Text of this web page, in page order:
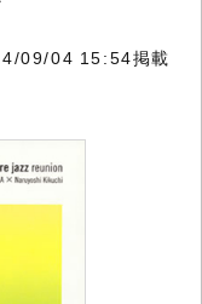
09/04 15:54掲載